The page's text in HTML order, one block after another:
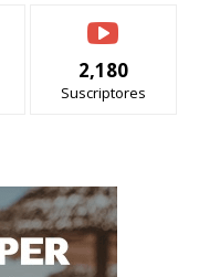
2,180
Suscriptores